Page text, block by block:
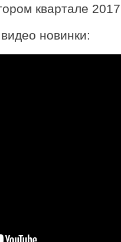
квартале
новинки: